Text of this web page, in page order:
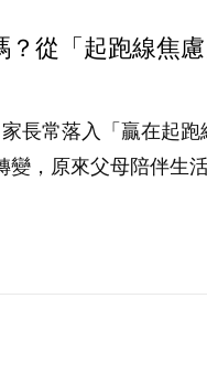
？從「起跑線焦
長常落入「贏在起
變，原來父母陪伴生